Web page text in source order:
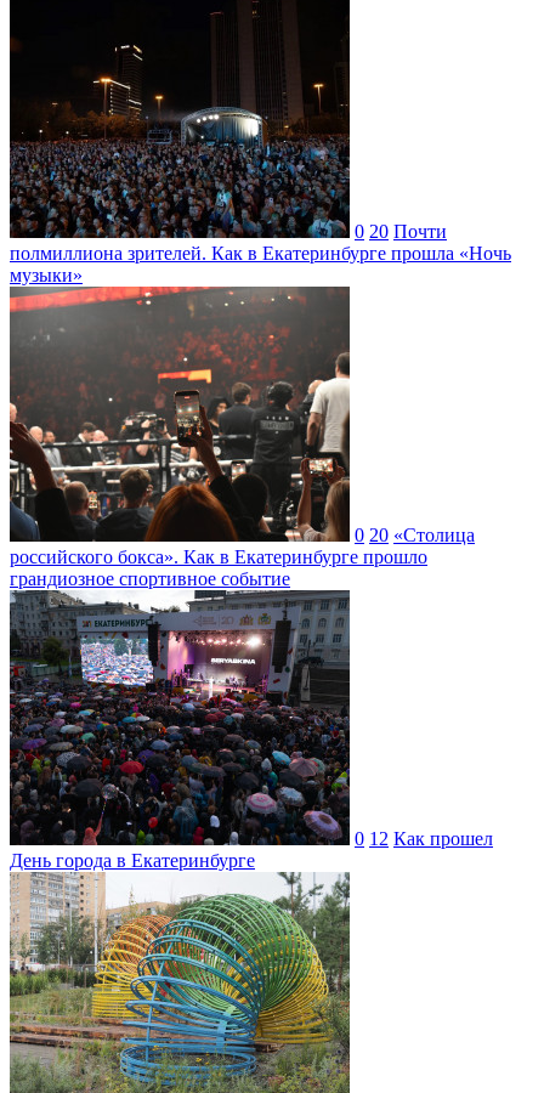
0 20 Почти
полмиллиона зрителей. Как в Екатеринбурге прошла «Ночь
музыки»
0 20 «Столица
российского бокса». Как в Екатеринбурге прошло
грандиозное спортивное событие
0 12 Как прошел
День города в Екатеринбурге